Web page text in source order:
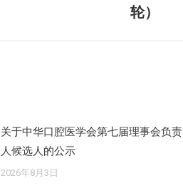
轮）
关于中华口腔医学会第七届理事会负责
人候选人的公示
2026年8月3日